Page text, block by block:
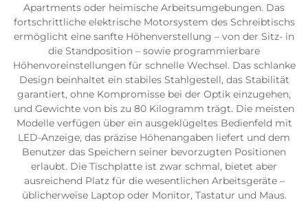
Apartments oder heimische Arbeitsumgebungen. Das
fortschrittliche elektrische Motorsystem des Schreibtischs
ermöglicht eine sanfte Höhenverstellung – von der Sitz- in
die Standposition – sowie programmierbare
Höhenvoreinstellungen für schnelle Wechsel. Das schlanke
Design beinhaltet ein stabiles Stahlgestell, das Stabilität
garantiert, ohne Kompromisse bei der Optik einzugehen,
und Gewichte von bis zu 80 Kilogramm trägt. Die meisten
Modelle verfügen über ein ausgeklügeltes Bedienfeld mit
LED-Anzeige, das präzise Höhenangaben liefert und dem
Benutzer das Speichern seiner bevorzugten Positionen
erlaubt. Die Tischplatte ist zwar schmal, bietet aber
ausreichend Platz für die wesentlichen Arbeitsgeräte –
üblicherweise Laptop oder Monitor, Tastatur und Maus.